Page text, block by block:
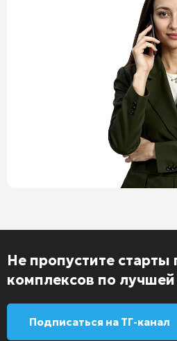
Не пропустите
комплексов по
Подписаться на ТГ-канал